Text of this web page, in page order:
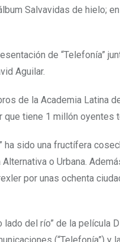
Salvavidas de hielo;
de “Telefonía”
Aguilar.
de la Academia Latina
que tiene 1 millón
sido una fructífera
o Urbana.
por unas ochenta
lado del río” de la película